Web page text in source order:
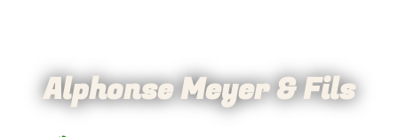
Alphonse Meyer & Fils